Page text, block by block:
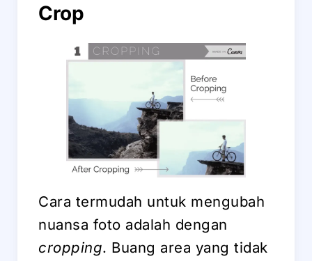
Crop
Cara termudah untuk mengubah
nuansa foto adalah dengan
cropping. Buang area yang tidak